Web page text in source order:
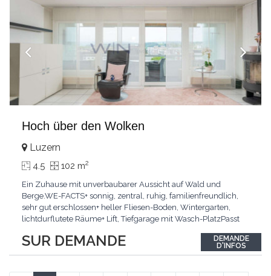
Hoch über den Wolken
SUR DEMANDE
Luzern
4.5 102 m2
Ein Zuhause mit unverbaubarer Aussicht auf Wald und
Berge.WE-FACTS+ sonnig, zentral, ruhig, familienfreundlich,
sehr gut erschlossen+ heller Fliesen-Boden, Wintergarten,
lichtdurflutete Räume+ Lift, Tiefgarage mit Wasch-PlatzPasst
Lage.KLARTEXT: Helles Wohnen an ruhiger Lage mit
Wintergarten und bester Anbindung.Interessiert? JETZT
DEMANDE
D'INFOS